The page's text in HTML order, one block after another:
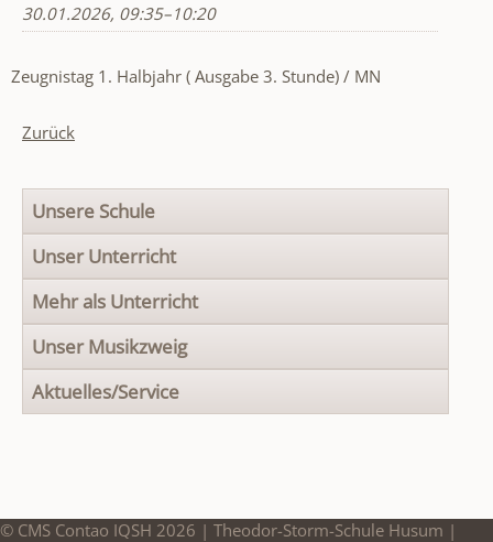
30.01.2026, 09:35–10:20
Zeugnistag 1. Halbjahr ( Ausgabe 3. Stunde) / MN
Zurück
Navigation
überspringen
Unsere Schule
Unser Unterricht
Mehr als Unterricht
Unser Musikzweig
Aktuelles/Service
© CMS Contao IQSH 2026 | Theodor-Storm-Schule Husum |